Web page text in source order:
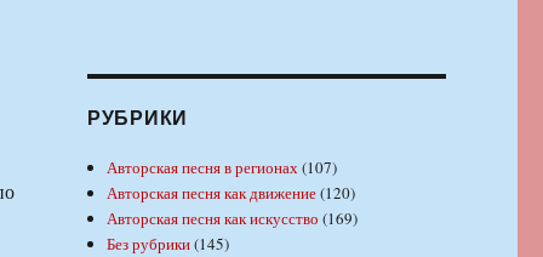
РУБРИКИ
Авторская песня в регионах(107)
Авторская песня как движение(120)
Авторская песня как искусство (169)
Без рубрики(145)